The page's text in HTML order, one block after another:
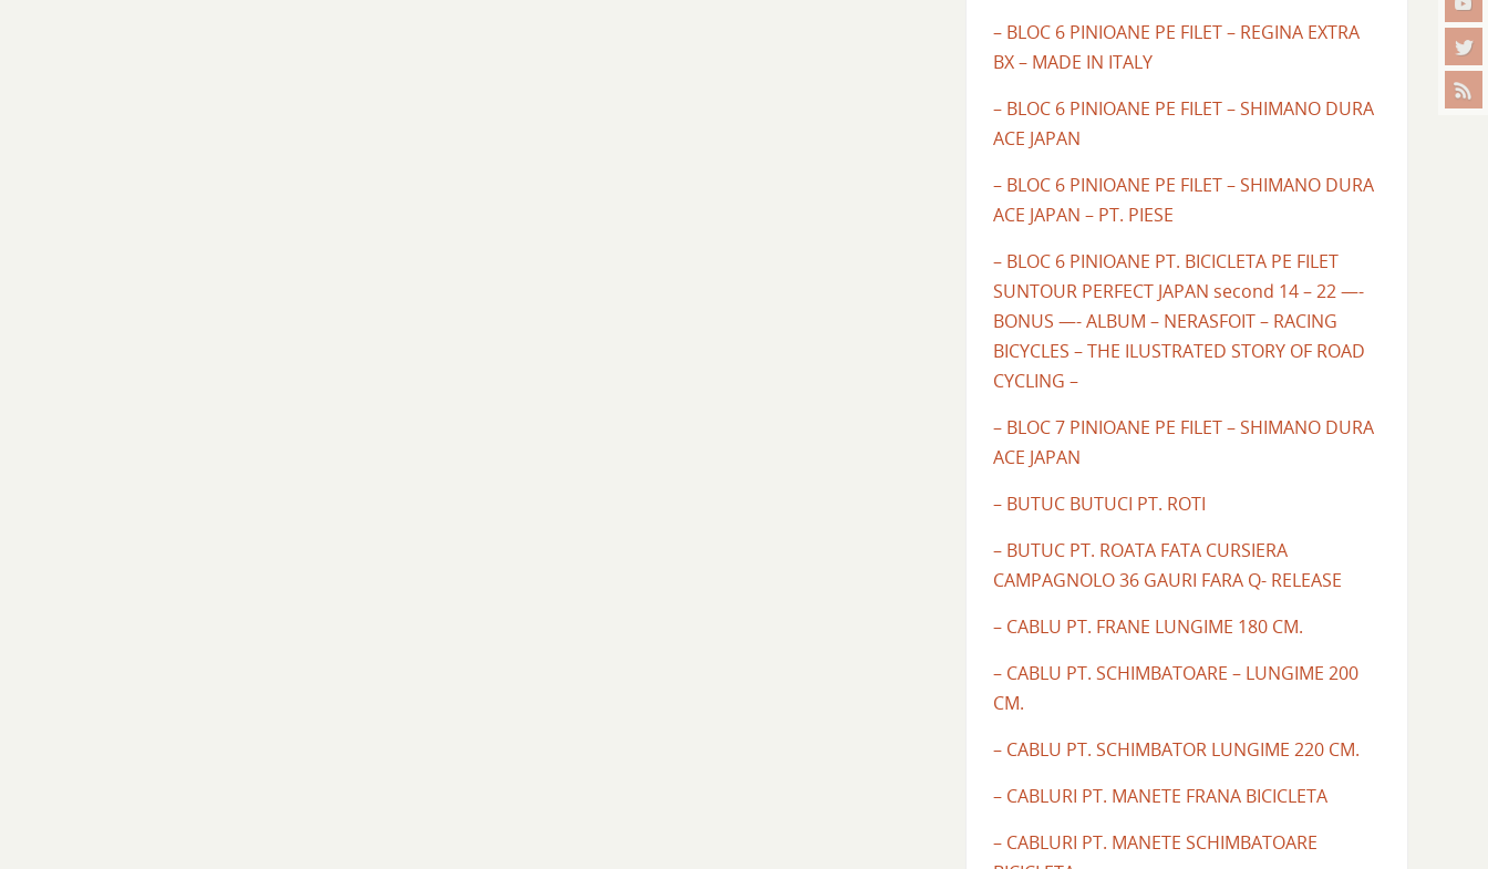
– BLOC 6 PINIOANE PE FILET – REGINA EXTRA
BX – MADE IN ITALY
– BLOC 6 PINIOANE PE FILET – SHIMANO DURA
ACE JAPAN
– BLOC 6 PINIOANE PE FILET – SHIMANO DURA
ACE JAPAN – PT. PIESE
– BLOC 6 PINIOANE PT. BICICLETA PE FILET
SUNTOUR PERFECT JAPAN second 14 – 22 —-
BONUS —- ALBUM – NERASFOIT – RACING
BICYCLES – THE ILUSTRATED STORY OF ROAD
CYCLING –
– BLOC 7 PINIOANE PE FILET – SHIMANO DURA
ACE JAPAN
– BUTUC BUTUCI PT. ROTI
– BUTUC PT. ROATA FATA CURSIERA
CAMPAGNOLO 36 GAURI FARA Q- RELEASE
– CABLU PT. FRANE LUNGIME 180 CM.
– CABLU PT. SCHIMBATOARE – LUNGIME 200
CM.
– CABLU PT. SCHIMBATOR LUNGIME 220 CM.
– CABLURI PT. MANETE FRANA BICICLETA
– CABLURI PT. MANETE SCHIMBATOARE